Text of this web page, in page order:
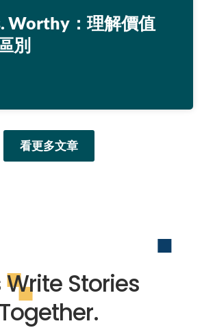
Worthy：理解價值
別
看更多文章
Write Stories
Together.